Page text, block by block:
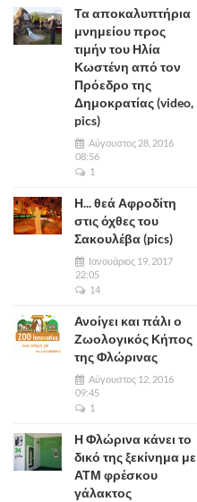
Τα αποκαλυπτήρια
μνημείου προς
τιμήν του Ηλία
Κωστένη από τον
Πρόεδρο της
Δημοκρατίας (video,
pics)
Αύγουστος 28, 2016
08:56
1
Η... θεά Αφροδίτη
στις όχθες του
Σακουλέβα (pics)
Ιανουάριος 19, 2017
22:05
14
Ανοίγει και πάλι ο
Ζωολογικός Κήπος
της Φλώρινας
Αύγουστος 12, 2016
09:45
1
Η Φλώρινα κάνει το
δικό της ξεκίνημα με
ΑΤΜ φρέσκου
γάλακτος